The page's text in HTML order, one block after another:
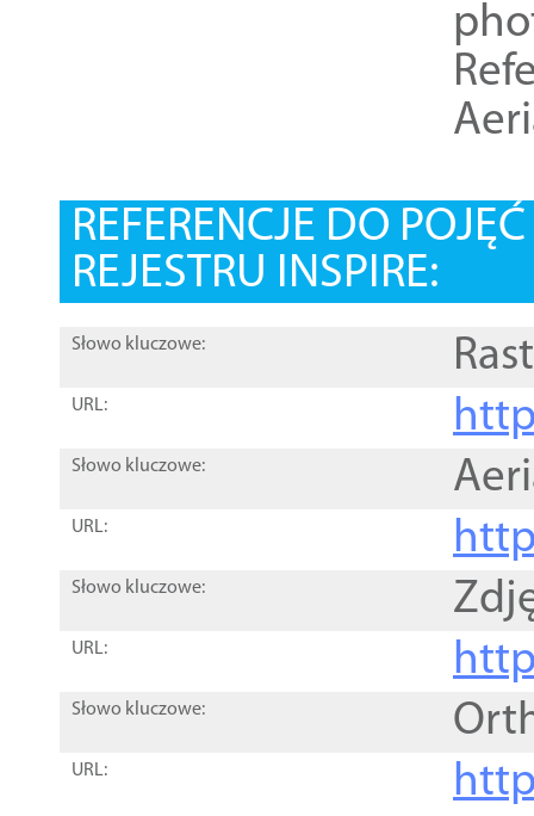
REFERENCJE DO
REJESTRU INSPIRE:
Słowo kluczowe:
URL:
Słowo kluczowe:
URL:
Słowo kluczowe:
URL:
Słowo kluczowe:
URL: